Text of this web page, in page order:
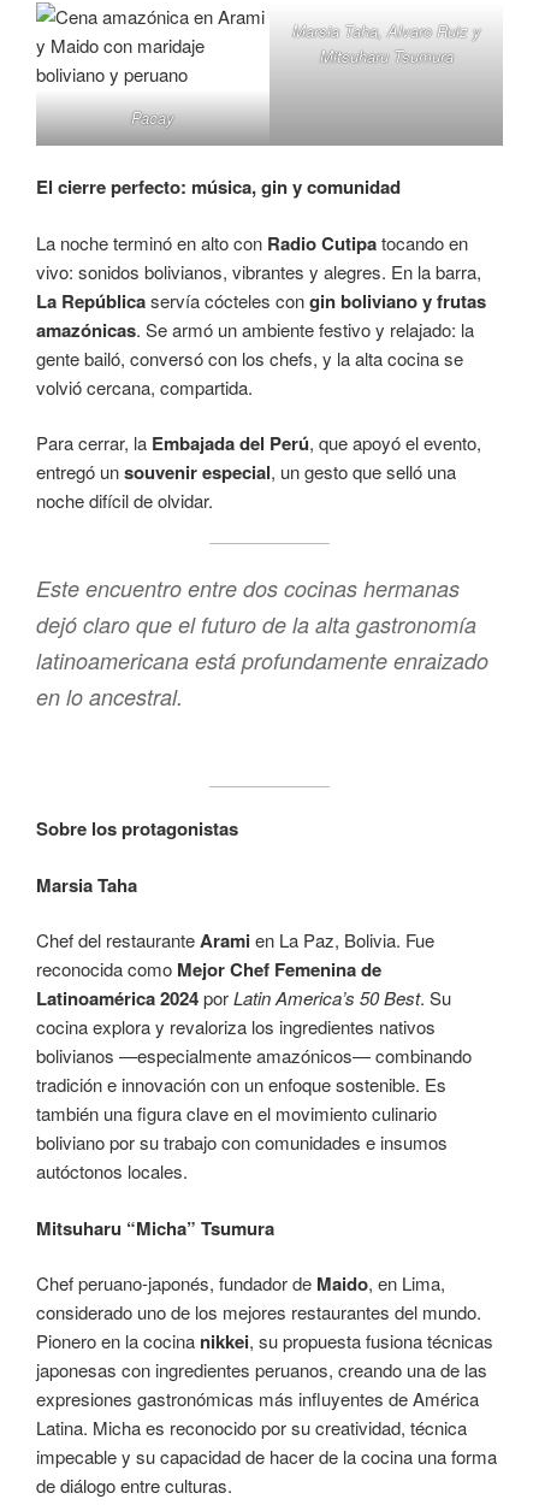
Pacay
Marsia Taha, Alvaro Ruiz y
Mitsuharu Tsumura
El cierre perfecto: música, gin y comunidad
La noche terminó en alto con Radio Cutipatocando en
vivo: sonidos bolivianos, vibrantes y alegres. En la barra,
La Repúblicaservía cócteles congin boliviano y frutas
amazónicas. Se armó un ambiente festivo y relajado: la
gente bailó, conversó con los chefs, y la alta cocina se
volvió cercana, compartida.
Para cerrar, la Embajada del Perú, que apoyó el evento,
entregó unsouvenir especial, un gesto que selló una
noche difícil de olvidar.
Este encuentro entre dos cocinas hermanas
dejó claro que el futuro de la alta gastronomía
latinoamericana está profundamente enraizado
en lo ancestral.
Sobre los protagonistas
Marsia Taha
Chef del restauranteAramien La Paz, Bolivia. Fue
reconocida como Mejor Chef Femenina de
Latinoamérica 2024porLatin America’s 50 Best. Su
cocina explora y revaloriza los ingredientes nativos
bolivianos —especialmente amazónicos— combinando
tradición e innovación con un enfoque sostenible. Es
también una figura clave en el movimiento culinario
boliviano por su trabajo con comunidades e insumos
autóctonos locales.
Mitsuharu “Micha” Tsumura
Chef peruano-japonés, fundador de Maido, en Lima,
considerado uno de los mejores restaurantes del mundo.
Pionero en la cocina nikkei, su propuesta fusiona técnicas
japonesas con ingredientes peruanos, creando una de las
expresiones gastronómicas más influyentes de América
Latina. Micha es reconocido por su creatividad, técnica
impecable y su capacidad de hacer de la cocina una forma
de diálogo entre culturas.